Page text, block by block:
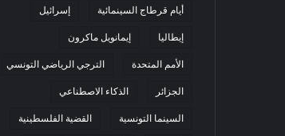
أيام قرطاج السينمائية إسرائيل
إيطاليا إيمانويل ماكرون
الأمم المتحدة الترجي الرياضي التونسي
الجزائر الذكاء الاصطناعي
السينما التونسية القضية الفلسطينية